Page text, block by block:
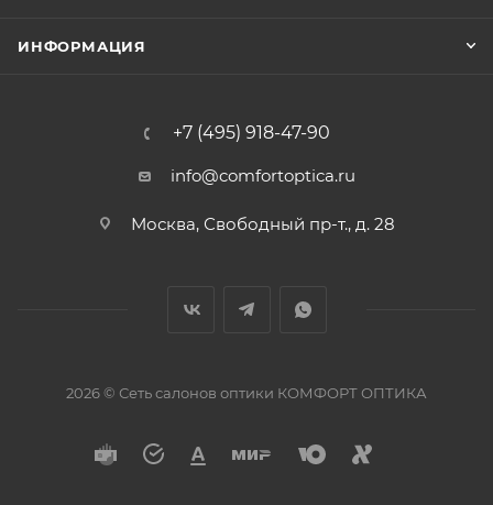
ИНФОРМАЦИЯ
+7 (495) 918-47-90
info@comfortoptica.ru
Москва, Свободный пр-т., д. 28
2026 © Сеть салонов оптики КОМФОРТ ОПТИКА